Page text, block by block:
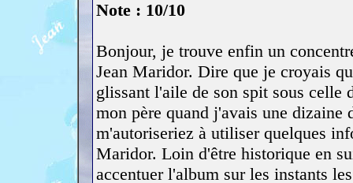
Note : 10/10
Bonjour, je trouve enfin un
Jean Maridor. Dire que je croyais
glissant l'aile de son spit sous celle
mon père quand j'avais une dizaine
m'autoriseriez à utiliser quelques
Maridor. Loin d'être historique en
accentuer l'album sur les instants